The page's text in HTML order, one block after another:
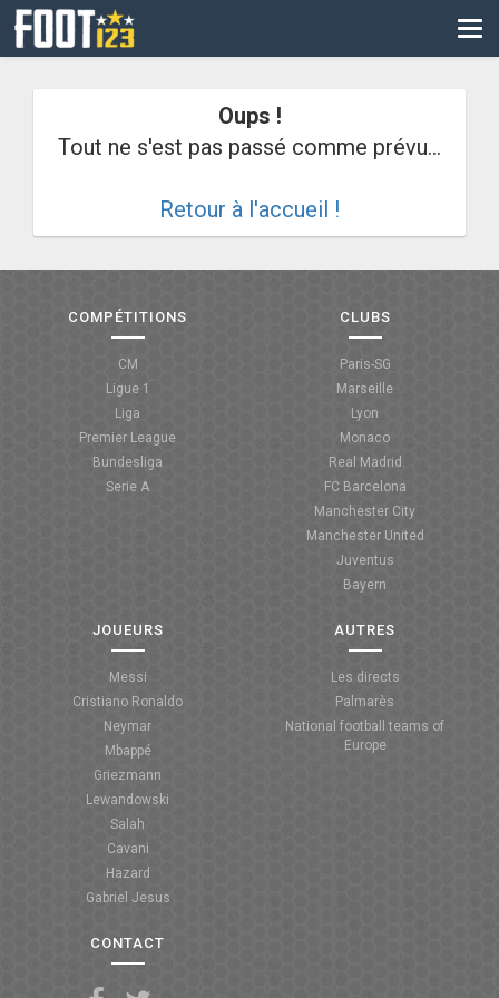
CM
COUPE DE FRANCE
COUPE DE LA LIGUE
Oups !
Tout ne s'est pas passé comme prévu...
Retour à l'accueil !
COMPÉTITIONS
CM
Ligue 1
Liga
Premier League
Bundesliga
Serie A
CLUBS
Paris-SG
Marseille
Lyon
Monaco
Real Madrid
FC Barcelona
Manchester City
Manchester United
Juventus
Bayern
JOUEURS
Messi
Cristiano Ronaldo
Neymar
Mbappé
Griezmann
Lewandowski
Salah
Cavani
Hazard
Gabriel Jesus
AUTRES
Les directs
Palmarès
National football teams of
Europe
CONTACT